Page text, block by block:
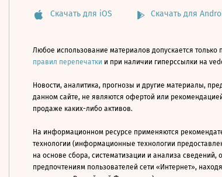
Скачать для iOS Скачать для
Любое использование материалов допускается только
правил перепечатки и при наличии гиперссылки на
Новости, аналитика, прогнозы и другие материалы,
данном сайте, не являются офертой или
продаже каких-либо активов.
На информационном ресурсе применяются
технологии (информационные технологии
на основе сбора, систематизации и анализа сведений,
предпочтениям пользователей сети «Интернет»,